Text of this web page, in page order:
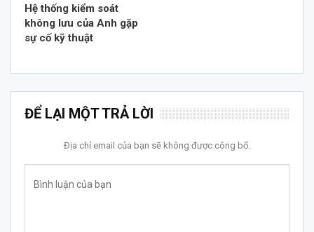
Hệ thống kiểm soát
không lưu của Anh gặp
sự cố kỹ thuật
ĐỂ LẠI MỘT TRẢ LỜI
Địa chỉ email của bạn sẽ không được công bố.